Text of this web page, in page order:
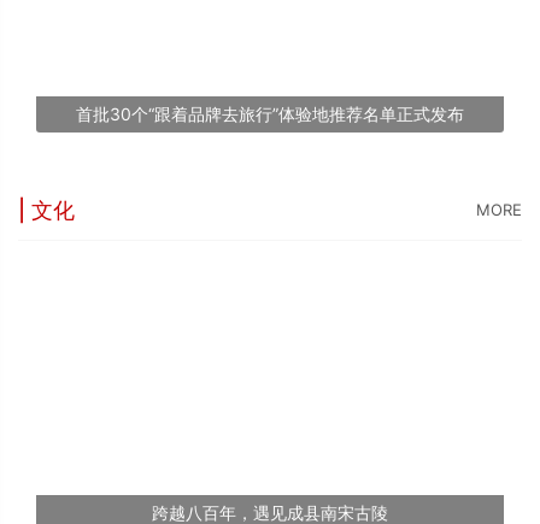
首批30个“跟着品牌去旅行”体验地推荐名单正式发布
| 文化 MORE
跨越八百年，遇见成县南宋古陵